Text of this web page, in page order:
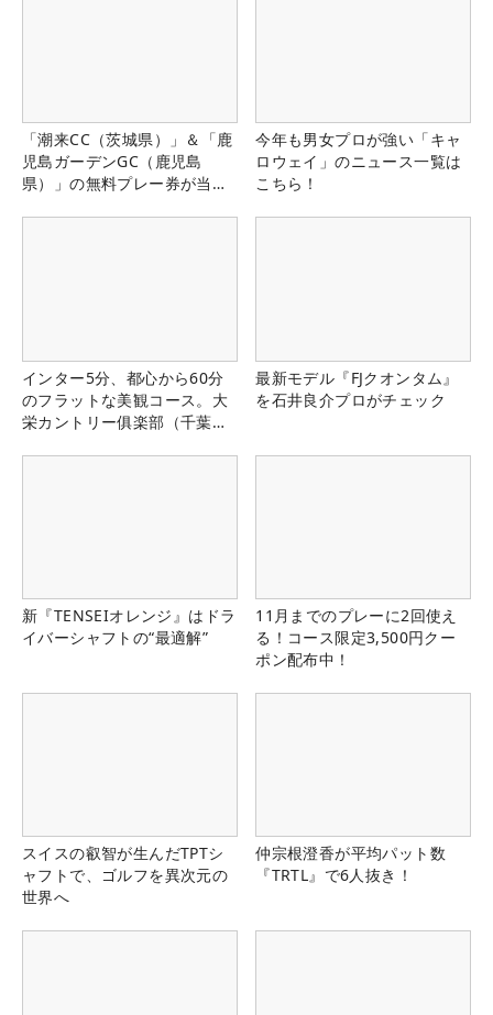
「潮来CC（茨城県）」＆「鹿
児島ガーデンGC（鹿児島
県）」の無料プレー券が当た
今年も男女プロが強い「キャ
ロウェイ」のニュース一覧は
こちら！
インター5分、都心から60分
のフラットな美観コース。大
栄カントリー俱楽部（千葉
最新モデル『FJクオンタム』
を石井良介プロがチェック
新『TENSEIオレンジ』はドラ
イバーシャフトの“最適解”
11月までのプレーに2回使え
る！コース限定3,500円クー
ポン配布中！
スイスの叡智が生んだTPTシ
ャフトで、ゴルフを異次元の
世界へ
仲宗根澄香が平均パット数
『TRTL』で6人抜き！